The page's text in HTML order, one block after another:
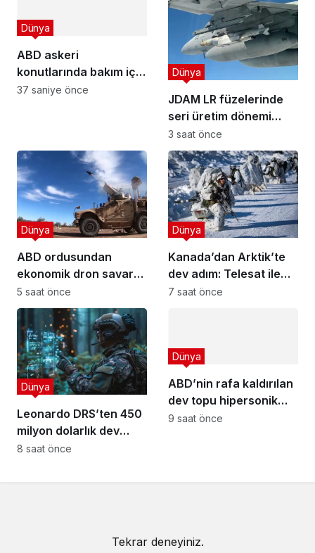
ABD askeri
konutlarında bakım için
yeni mobil uygulama
Dünya
37 saniye önce
JDAM LR füzelerinde
seri üretim dönemi
resmen başladı!
Dünya
3 saat önce
ABD ordusundan
ekonomik dron savar
füzeleri için yeni adım!
Dünya
5 saat önce
Kanada’dan Arktik’te
dev adım: Telesat ile
devasa anlaşma!
Dünya
7 saat önce
Leonardo DRS’ten 450
milyon dolarlık dev
satın alma
Dünya
8 saat önce
ABD’nin rafa kaldırılan
dev topu hipersonik
çağ için döndü!
Dünya
9 saat önce
Tekrar deneyiniz.